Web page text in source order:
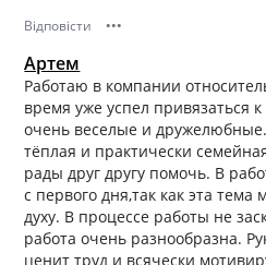
Відповісти •••
Артем
Работаю в компании
время уже успел привязаться
очень веселые и
тёплая и практически
рады друг другу помочь. В
с первого дня,так как эта
духу. В процессе работы не
работа очень разнообразна.
ценит труд и всячески